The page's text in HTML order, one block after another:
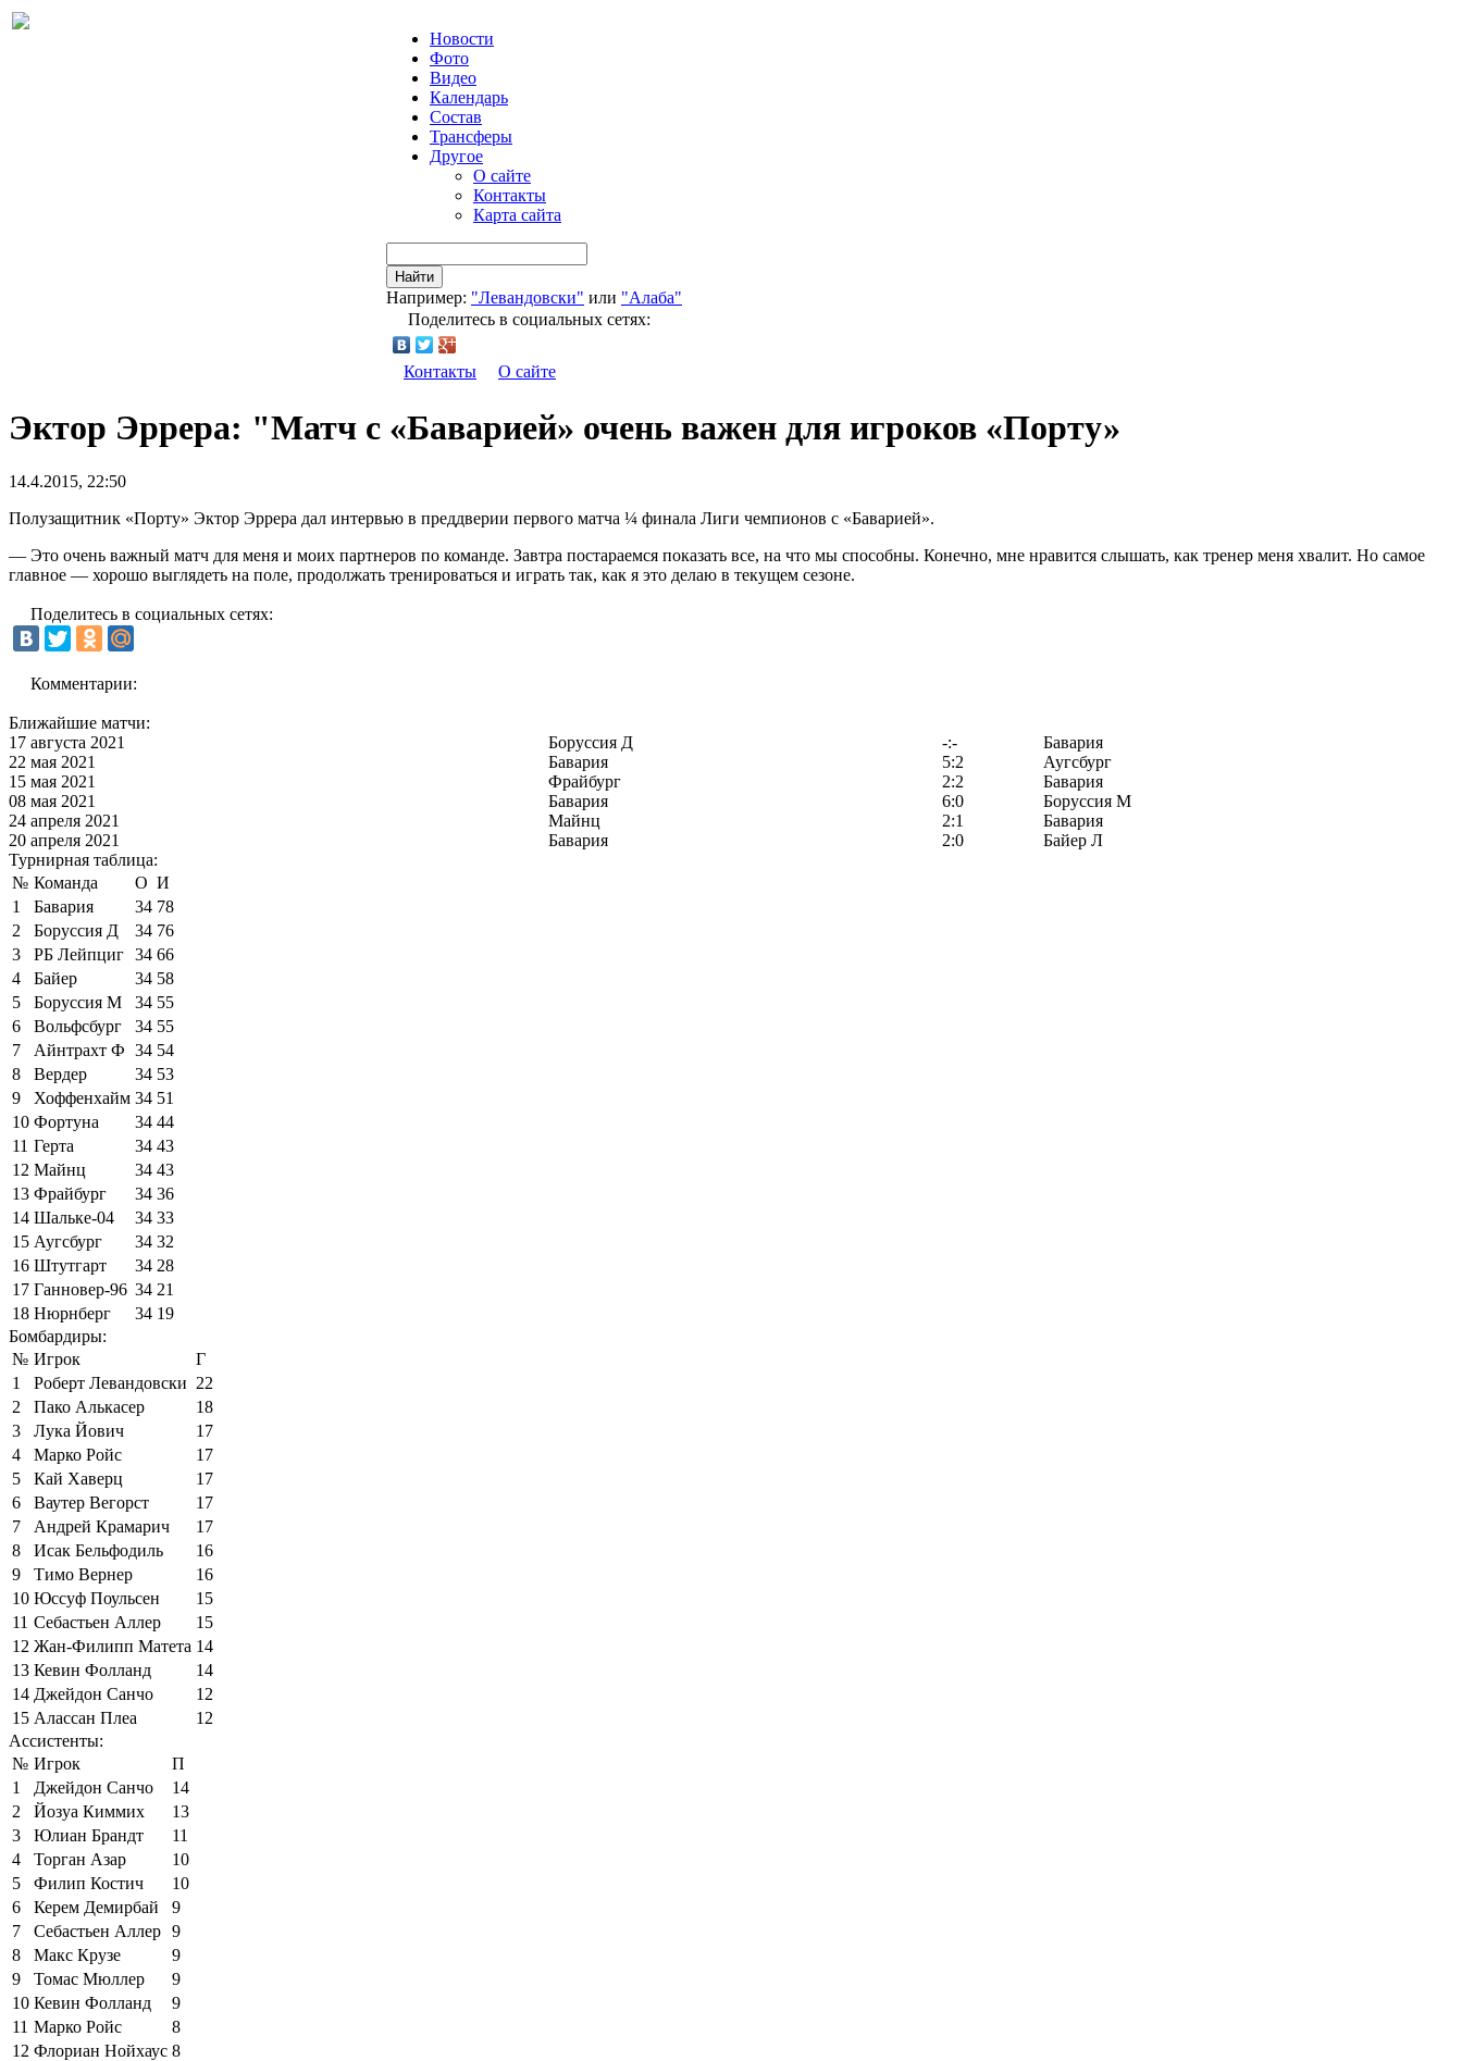
Новости
Фото
Видео
Календарь
Состав
Трансферы
Другое
О сайте
Контакты
Карта сайта
Найти
Например: "Левандовски" или "Алаба"
Поделитесь в социальных сетях:
Контакты О сайте
Эктор Эррера: "Матч с «Баварией» очень важен для игроков «Порту»
14.4.2015, 22:50
Полузащитник «Порту» Эктор Эррера дал интервью в преддверии первого матча ¼ финала Лиги чемпионов с «Баварией».
— Это очень важный матч для меня и моих партнеров по команде. Завтра постараемся показать все, на что мы способны. Конечно, мне нравится слышать, как тренер меня хвалит. Но самое
главное — хорошо выглядеть на поле, продолжать тренироваться и играть так, как я это делаю в текущем сезоне.
Поделитесь в социальных сетях:
Комментарии:
Ближайшие матчи:
17 августа 2021
Боруссия Д -:-
Бавария
22 мая 2021
Бавария 5:2
Аугсбург
15 мая 2021
Фрайбург 2:2
Бавария
08 мая 2021
Бавария 6:0
Боруссия М
24 апреля 2021
Майнц 2:1
Бавария
20 апреля 2021
Бавария 2:0
Байер Л
Турнирная таблица:
№ Команда О И
1
Бавария 34 78
2
Боруссия Д 34 76
3
РБ Лейпциг 34 66
4
Байер 34 58
5
Боруссия М 34 55
6
Вольфсбург 34 55
7
Айнтрахт Ф 34 54
8
Вердер 34 53
9
Хоффенхайм 34 51
10 Фортуна 34 44
11 Герта 34 43
12 Майнц 34 43
13 Фрайбург 34 36
14 Шальке-04 34 33
15 Аугсбург 34 32
16 Штутгарт 34 28
17 Ганновер-96 34 21
18 Нюрнберг 34 19
Бомбардиры:
№ Игрок
Г
1
Роберт Левандовски 22
2
Пако Алькасер
18
3
Лука Йович
17
4
Марко Ройс
17
5
Кай Хаверц
17
6
Ваутер Вегорст
17
7
Андрей Крамарич
17
8
Исак Бельфодиль
16
9
Тимо Вернер
16
10 Юссуф Поульсен
15
11 Себастьен Аллер
15
12 Жан-Филипп Матета 14
13 Кевин Фолланд
14
14 Джейдон Санчо
12
15 Алассан Плеа
12
Ассистенты:
№ Игрок
П
1
Джейдон Санчо
14
2
Йозуа Киммих
13
3
Юлиан Брандт
11
4
Торган Азар
10
5
Филип Костич
10
6
Керем Демирбай
9
7
Себастьен Аллер 9
8
Макс Крузе
9
9
Томас Мюллер
9
10 Кевин Фолланд
9
11 Марко Ройс
8
12 Флориан Нойхаус 8